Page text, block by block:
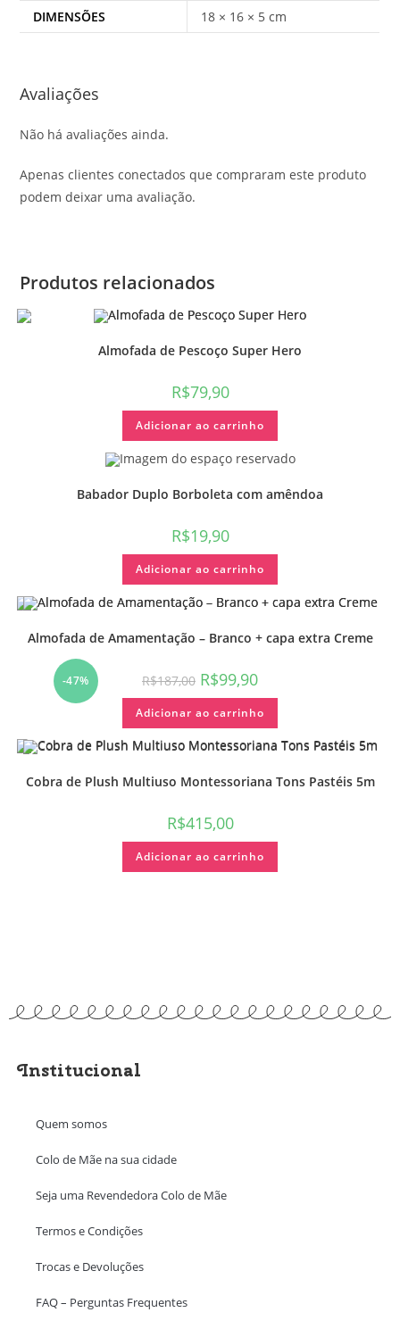
DIMENSÕES 18 × 16 × 5 cm
Avaliações
Não há avaliações ainda.
Apenas clientes conectados que compraram este produto
podem deixar uma avaliação.
Produtos relacionados
Almofada de Pescoço Super Hero
R$79,90
Adicionar ao carrinho
Babador Duplo Borboleta com amêndoa
R$19,90
Adicionar ao carrinho
-47%
Almofada de Amamentação – Branco + capa extra Creme
R$187,00 R$99,90
Adicionar ao carrinho
Cobra de Plush Multiuso Montessoriana Tons Pastéis 5m
R$415,00
Adicionar ao carrinho
Institucional
Quem somos
Colo de Mãe na sua cidade
Seja uma Revendedora Colo de Mãe
Termos e Condições
Trocas e Devoluções
FAQ – Perguntas Frequentes